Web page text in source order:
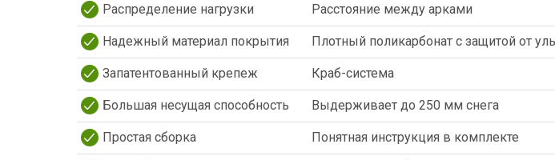
Распределение нагрузки Расстояние между арками
Надежный материал покрытия Плотный поликарбонат с защитой от
Запатентованный крепеж Краб-система
Большая несущая способность Выдерживает до 250 мм снега
Простая сборка Понятная инструкция в комплекте